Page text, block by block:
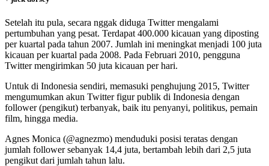
Setelah itu pula, secara nggak diduga Twitter mengalami
pertumbuhan yang pesat. Terdapat 400.000 kicauan yang diposting
per kuartal pada tahun 2007. Jumlah ini meningkat menjadi 100 juta
kicauan per kuartal pada 2008. Pada Februari 2010, pengguna
Twitter mengirimkan 50 juta kicauan per hari.
Untuk di Indonesia sendiri, memasuki penghujung 2015, Twitter
mengumumkan akun Twitter figur publik di Indonesia dengan
follower (pengikut) terbanyak, baik itu penyanyi, politikus, pemain
film, hingga media.
Agnes Monica (@agnezmo) menduduki posisi teratas dengan
jumlah follower sebanyak 14,4 juta, bertambah lebih dari 2,5 juta
pengikut dari jumlah tahun lalu.